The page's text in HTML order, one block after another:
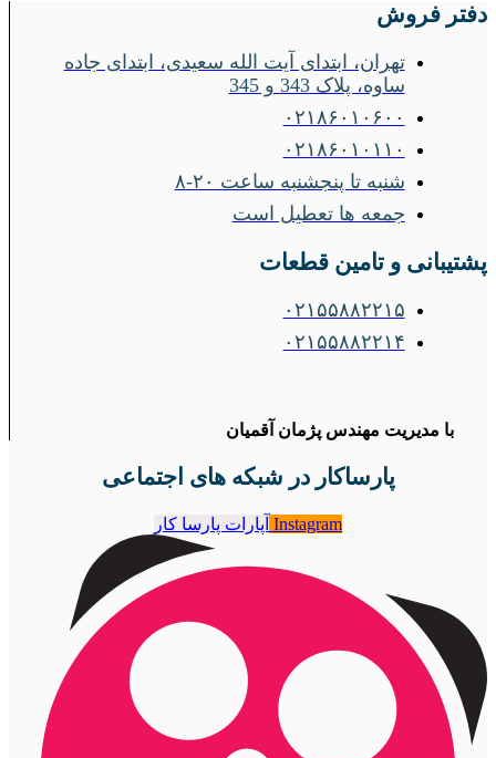
دفتر فروش
تهران، ابتدای آیت الله سعیدی، ابتدای جاده
ساوه، پلاک 343 و 345
۰۲۱۸۶۰۱۰۶۰۰
۰۲۱۸۶۰۱۰۱۱۰
شنبه تا پنجشنبه ساعت ۲۰-۸
جمعه ها تعطیل است
پشتیبانی و تامین قطعات
۰۲۱۵۵۸۸۲۲۱۵
۰۲۱۵۵۸۸۲۲۱۴
با مدیریت مهندس پژمان آقمیان
پارساکار در شبکه های اجتماعی
Instagram آپارات پارسا کار